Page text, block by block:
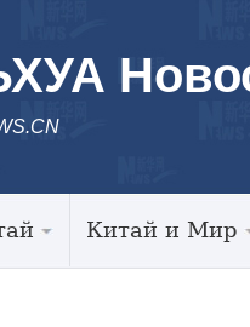
Китай и Мир